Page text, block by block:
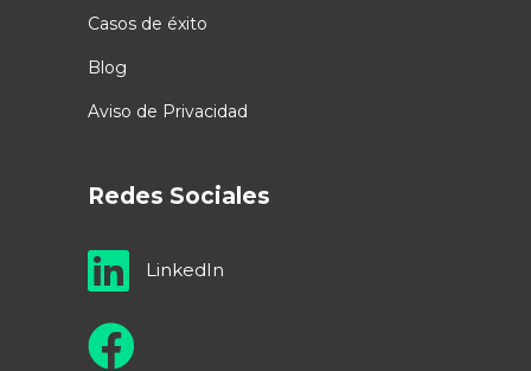
Casos de éxito
Blog
Aviso de Privacidad
Redes Sociales
LinkedIn